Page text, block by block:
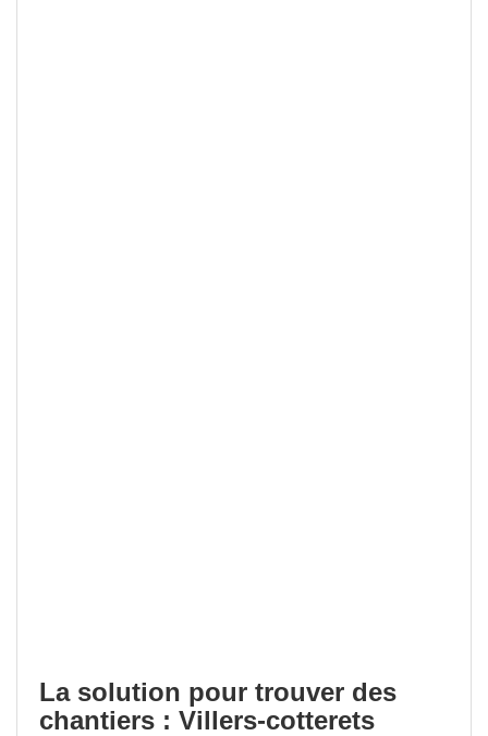
La solution pour trouver des
chantiers : Villers-cotterets